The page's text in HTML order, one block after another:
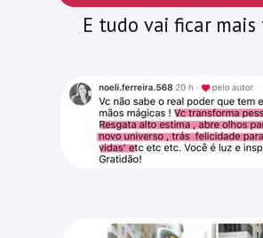
E tudo vai ficar